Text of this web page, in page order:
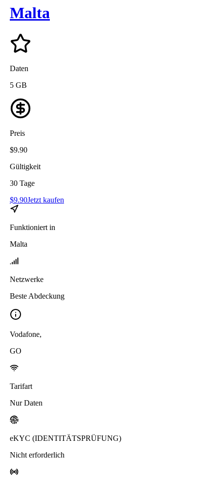
Malta
Daten
5 GB
Preis
$9.90
Gültigkeit
30 Tage
$9.90Jetzt kaufen
Funktioniert in
Malta
Netzwerke
Beste Abdeckung
Vodafone,
GO
Tarifart
Nur Daten
eKYC (IDENTITÄTSPRÜFUNG)
Nicht erforderlich